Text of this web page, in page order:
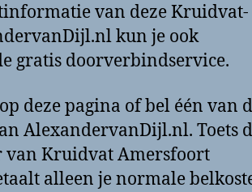
van deze Kruidvat-
kun je ook
gratis doorverbindservice.
deze pagina of bel één van
AlexandervanDijl.nl. Toets
van Kruidvat Amersfoort
alleen je normale